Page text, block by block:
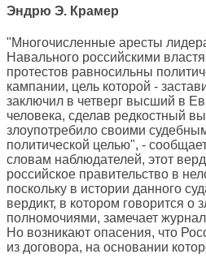
Эндрю Э. Крамер
"Многочисленные аресты
Навального российскими
протестов равносильны
кампании, цель которой -
заключил в четверг высший в
человека, сделав редкостный
злоупотребило своими
политической целью", -
словам наблюдателей, этот
российское правительство в
поскольку в истории данного
вердикт, в котором говорится о
полномочиями, замечает
Но возникают опасения, что
из договора, на основании